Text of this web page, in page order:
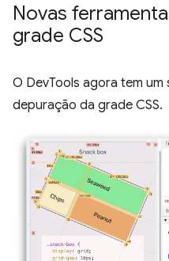
Novas
grade CSS
O DevTools agora tem
depuração da grade CSS.